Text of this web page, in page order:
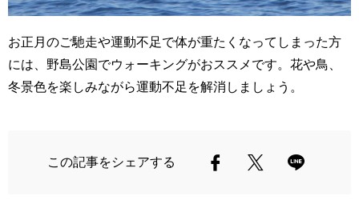
お正月のご馳走や運動不足で体が重たくなってしまった方
には、野島公園でウォーキングがおススメです。花や鳥、
冬景色を楽しみながら運動不足を解消しましょう。
この記事をシェアする